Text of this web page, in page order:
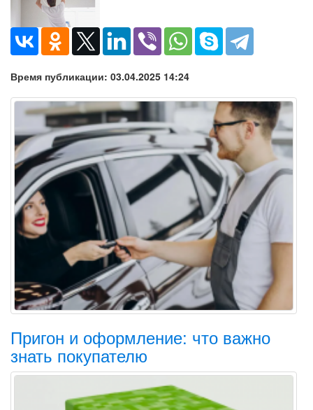
Время публикации: 03.04.2025 14:24
Пригон и оформление: что важно
знать покупателю